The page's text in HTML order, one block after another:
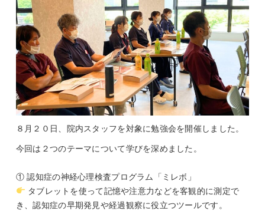
８月２０日、院内スタッフを対象に勉強会を開催しました。
今回は２つのテーマについて学びを深めました。
① 認知症の神経心理検査プログラム「ミレボ」
タブレットを使って記憶や注意力などを客観的に測定で
き、認知症の早期発見や経過観察に役立つツールです。